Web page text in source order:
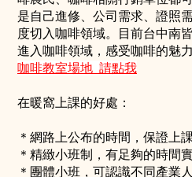
是自己進修、公司需求、證照
度切入咖啡領域。目前台中南
進入咖啡領域，感受咖啡的魅力
咖啡教室場地 請點我
在暖窩上課的好處：
＊網路上公布的時間，保證上
＊精緻小班制，有足夠的時間
＊團體小班，可認識不同產業